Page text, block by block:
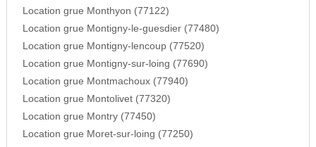
Location grue Monthyon (77122)
Location grue Montigny-le-guesdier (77480)
Location grue Montigny-lencoup (77520)
Location grue Montigny-sur-loing (77690)
Location grue Montmachoux (77940)
Location grue Montolivet (77320)
Location grue Montry (77450)
Location grue Moret-sur-loing (77250)